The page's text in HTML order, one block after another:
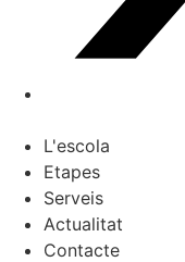
L'escola
Etapes
Serveis
Actualitat
Contacte